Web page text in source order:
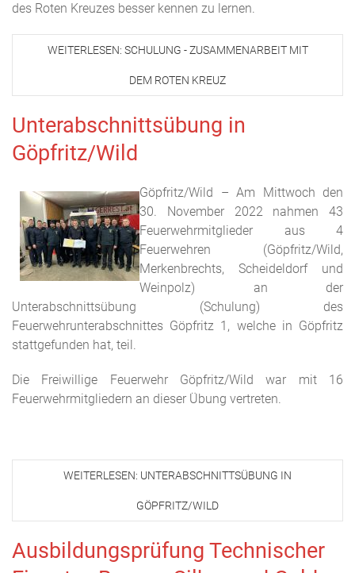
des Roten Kreuzes besser kennen zu lernen.
WEITERLESEN: SCHULUNG - ZUSAMMENARBEIT MIT
DEM ROTEN KREUZ
Unterabschnittsübung in
Göpfritz/Wild
Göpfritz/Wild – Am Mittwoch den
30. November 2022 nahmen 43
Feuerwehrmitglieder aus 4
Feuerwehren (Göpfritz/Wild,
Merkenbrechts, Scheideldorf und
Weinpolz) an der
Unterabschnittsübung (Schulung) des
Feuerwehrunterabschnittes Göpfritz 1, welche in Göpfritz
stattgefunden hat, teil.
Die Freiwillige Feuerwehr Göpfritz/Wild war mit 16
Feuerwehrmitgliedern an dieser Übung vertreten.
WEITERLESEN: UNTERABSCHNITTSÜBUNG IN
GÖPFRITZ/WILD
Ausbildungsprüfung Technischer